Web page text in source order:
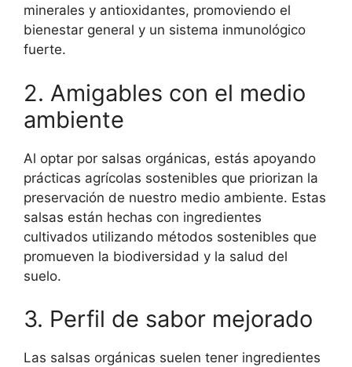
minerales y antioxidantes, promoviendo el
bienestar general y un sistema inmunológico
fuerte.
2. Amigables con el medio
ambiente
Al optar por salsas orgánicas, estás apoyando
prácticas agrícolas sostenibles que priorizan la
preservación de nuestro medio ambiente. Estas
salsas están hechas con ingredientes
cultivados utilizando métodos sostenibles que
promueven la biodiversidad y la salud del
suelo.
3. Perfil de sabor mejorado
Las salsas orgánicas suelen tener ingredientes